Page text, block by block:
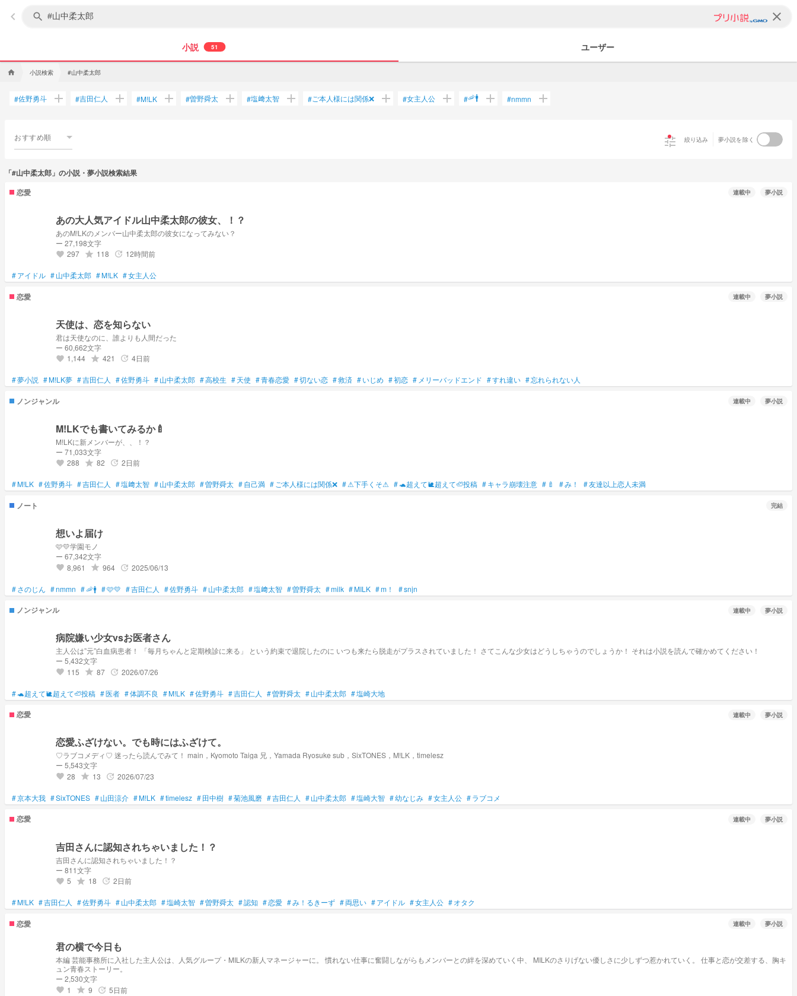
keyboard_arrow_left search clear
小説 51 ユーザー
home 小説検索 #山中柔太郎
#佐野勇斗 add #吉田仁人 add #M!LK add #曽野舜太 add #塩﨑太智 add #ご本人様には関係❌ add #女主人公 add #🦐🚹 add #nmmn add
おすすめ順 tune 絞り込み 夢小説を除く
「#山中柔太郎」の小説・夢小説検索結果
恋愛
連載中 夢小説
あの大人気アイドル山中柔太郎の彼女、！？
あのM!LKのメンバー山中柔太郎の彼女になってみない？
ー 27,198文字
favorite 297 grade 118 update 12時間前
#アイドル #山中柔太郎 #M!LK #女主人公
恋愛 連載中 夢小説
天使は、恋を知らない
君は天使なのに、誰よりも人間だった
ー 60,662文字
favorite 1,144 grade 421 update 4日前
#夢小説 #M!LK夢 #吉田仁人 #佐野勇斗 #山中柔太郎 #高校生 #天使 #青春恋愛 #切ない恋 #救済 #いじめ #初恋 # メリーバッドエンド #すれ違い #忘れられない人
ノンジャンル 連載中 夢小説
M!LKでも書いてみるか🍼
M!LKに新メンバーが、、！？
ー 71,033文字
favorite 288 grade 82 update 2日前
#M!LK #佐野勇斗 #吉田仁人 #塩﨑太智 #山中柔太郎 #曽野舜太 #自己満 #ご本人様には関係❌ #⚠下手くそ⚠ #🐢超えて🐌超えて🦥投稿 #キャラ崩壊注意 # 🍼 #み！ #友達以上恋人未満
ノート 完結
想いよ届け
🩷💛学園モノ
ー 67,342文字
favorite 8,961 grade 964 update 2025/06/13
#さのじん #nmmn #🦐🚹 #🩷💛 #吉田仁人 #佐野勇斗 #山中柔太郎 #塩﨑太智 #曽野舜太 #milk #MILK #m！ #snjn
ノンジャンル 連載中 夢小説
病院嫌い少女vsお医者さん
主人公は‪”‬元‪”‬白血病患者！ 「毎月ちゃんと定期検診に来る」 という約束で退院したのに いつも来たら脱走がプラスされていました！ さてこんな少女はどうしちゃうのでしょうか！ それは小説を読んで確かめてください！
ー 5,432文字
favorite 115 grade 87 update 2026/07/26
#🐢超えて🐌超えて🦥投稿 #医者 #体調不良 #M!LK #佐野勇斗 #吉田仁人 #曽野舜太 #山中柔太郎 #塩崎大地
恋愛 連載中 夢小説
恋愛ふざけない。でも時にはふざけて。
♡ラブコメディ♡ 迷ったら読んでみて！ main，Kyomoto Taiga 兄，Yamada Ryosuke sub，SixTONES，M!LK，timelesz
ー 5,543文字
favorite 28 grade 13 update 2026/07/23
#京本大我 #SixTONES #山田涼介 #M!LK #timelesz #田中樹 #菊池風磨 #吉田仁人 #山中柔太郎 #塩崎大智 #幼なじみ #女主人公 #ラブコメ
恋愛 連載中 夢小説
吉田さんに認知されちゃいました！？
吉田さんに認知されちゃいました！？
ー 811文字
favorite 5 grade 18 update 2日前
#M!LK #吉田仁人 #佐野勇斗 #山中柔太郎 #塩崎太智 #曽野舜太 #認知 #恋愛 #み！るきーず #両思い #アイドル #女主人公 #オタク
恋愛 連載中 夢小説
君の横で今日も
本編 芸能事務所に入社した主人公は、人気グループ・MILKの新人マネージャーに。 慣れない仕事に奮闘しながらもメンバーとの絆を深めていく中、 MILKのさりげない優しさに少しずつ惹かれていく。 仕事と恋が交差する、胸キ
ュン青春ストーリー。
ー 2,530文字
favorite 1 grade 9 update 5日前